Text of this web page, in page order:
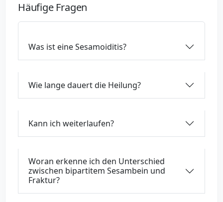
Häufige Fragen
Was ist eine Sesamoiditis?
Wie lange dauert die Heilung?
Kann ich weiterlaufen?
Woran erkenne ich den Unterschied
zwischen bipartitem Sesambein und
Fraktur?